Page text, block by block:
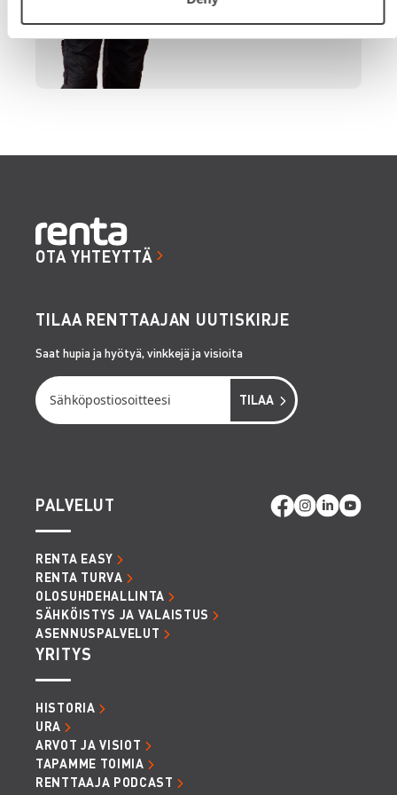
OTA YHTEYTTÄ
TILAA RENTTAAJAN UUTISKIRJE
Saat hupia ja hyötyä, vinkkejä ja visioita
PALVELUT
RENTA EASY
RENTA TURVA
OLOSUHDEHALLINTA
SÄHKÖISTYS JA VALAISTUS
ASENNUSPALVELUT
YRITYS
HISTORIA
URA
ARVOT JA VISIOT
TAPAMME TOIMIA
RENTTAAJA PODCAST